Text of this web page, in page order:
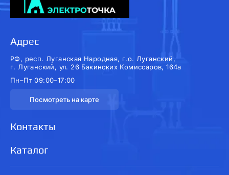
Адрес
РФ, респ. Луганская Народная, г.о. Луганский,
г. Луганский, ул. 26 Бакинских Комиссаров, 164а
Пн–Пт 09:00–17:00
Посмотреть на карте
Каталог
Контакты